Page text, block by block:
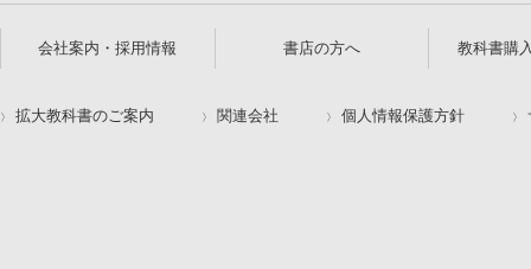
会社案内・採用情報 書店の方へ 教科書購
拡大教科書のご案内 関連会社 個人情報保護方針